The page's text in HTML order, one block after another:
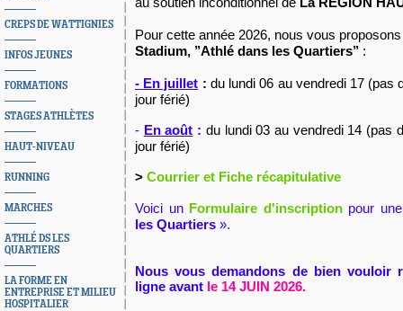
CREPS DE WATTIGNIES
INFOS JEUNES
FORMATIONS
STAGES ATHLÈTES
HAUT-NIVEAU
RUNNING
MARCHES
ATHLÉ DS LES
QUARTIERS
LA FORME EN
ENTREPRISE ET MILIEU
HOSPITALIER
Pour cette année 2026, nous vous
Stadium, ’’Athlé dans les Quartiers’’ :
- En juillet : du lundi 06 au vendredi 17 (pas
jour férié)
- En août : du lundi 03 au vendredi 14 (pas
jour férié)
> Courrier et Fiche récapitulative
Voici un Formulaire d'inscriptionpour
les Quartiers ».
Nous vous demandons de bien vouloir
ligne avant le 14 JUIN 2026.